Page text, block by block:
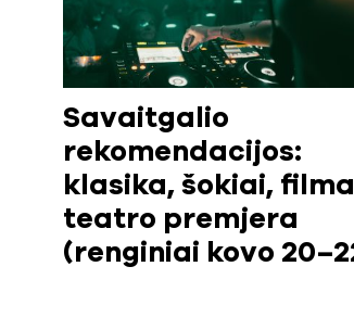
Savaitgalio
rekomendacijos:
klasika, šokiai,
teatro premjera
(renginiai kovo